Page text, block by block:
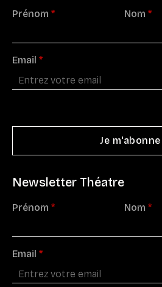
Prénom * Nom *
Email *
Newsletter Théatre
Prénom * Nom *
Email *